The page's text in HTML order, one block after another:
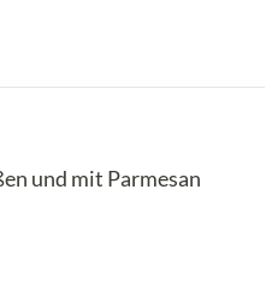
und mit Parmesan